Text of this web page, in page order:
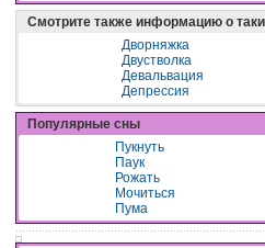
Смотрите также информацию о
Дворняжка
Двустволка
Девальвация
Депрессия
Популярные сны
Пукнуть
Паук
Рожать
Мочиться
Пума